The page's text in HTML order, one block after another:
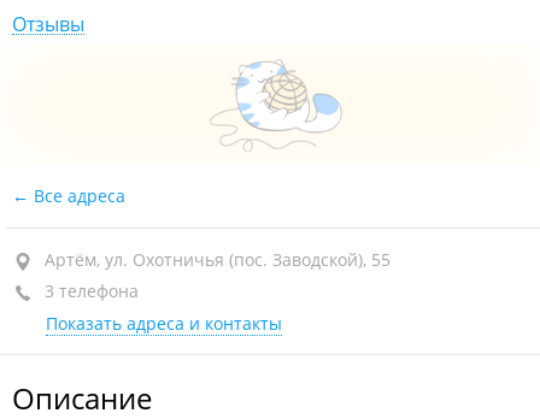
Отзывы
Все адреса
Артём, ул. Охотничья (пос. Заводской), 55
3 телефона
Показать адреса и контакты
Описание